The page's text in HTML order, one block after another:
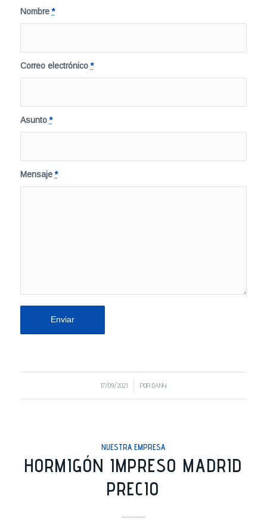
Nombre*
Correo electrónico*
Asunto*
Mensaje*
17/09/2021 PORDANY
NUESTRA EMPRESA
HORMIGÓN IMPRESO MADRID
PRECIO